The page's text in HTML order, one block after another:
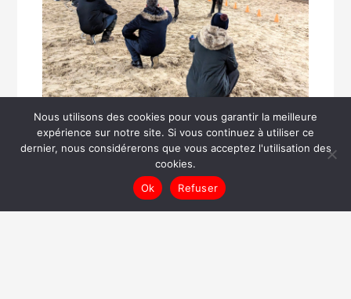
rédigé le mercredi 21 mai, 2025
Nous utilisons des cookies pour vous garantir la meilleure
expérience sur notre site. Si vous continuez à utiliser ce
dernier, nous considérerons que vous acceptez l'utilisation des
cookies.
Ok
Refuser